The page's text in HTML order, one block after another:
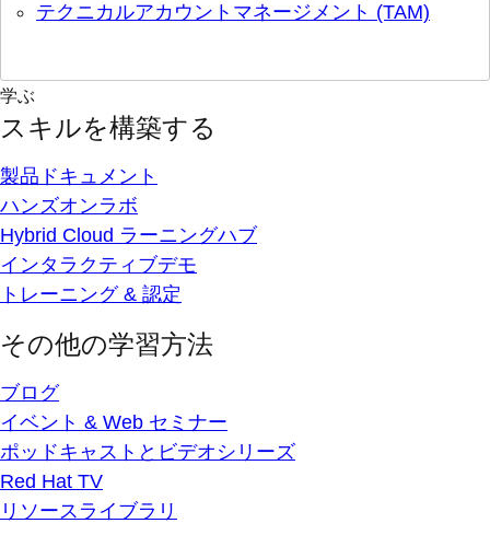
テクニカルアカウントマネージメント (TAM)
学ぶ
スキルを構築する
製品ドキュメント
ハンズオンラボ
Hybrid Cloud ラーニングハブ
インタラクティブデモ
トレーニング & 認定
その他の学習方法
ブログ
イベント & Web セミナー
ポッドキャストとビデオシリーズ
Red Hat TV
リソースライブラリ